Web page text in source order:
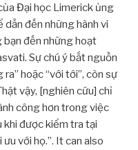
Đại học Limerick ủng
dẫn đến những hành vi
bạn đến những hoạt
Sự chú ý bắt nguồn
hoặc “với tới”, còn sự
vậy, [nghiên cứu] chỉ
công hơn trong việc
khi được kiểm tra tại
với họ.”. It can also